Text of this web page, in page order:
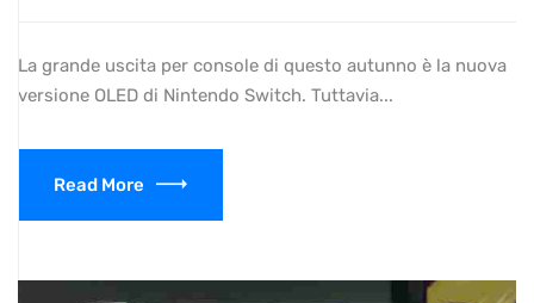
La grande uscita per console di questo autunno è la nuova
versione OLED di Nintendo Switch. Tuttavia...
Read More